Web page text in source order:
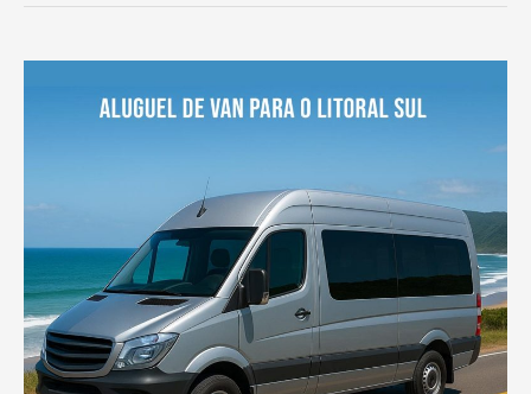
Baixada
Santista:
Guarujá
e
São
Vicente